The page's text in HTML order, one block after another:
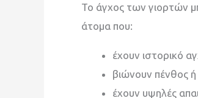
Το άγχος των γιορτών
άτομα που:
έχουν ιστορικό
βιώνουν πένθος
έχουν υψηλές